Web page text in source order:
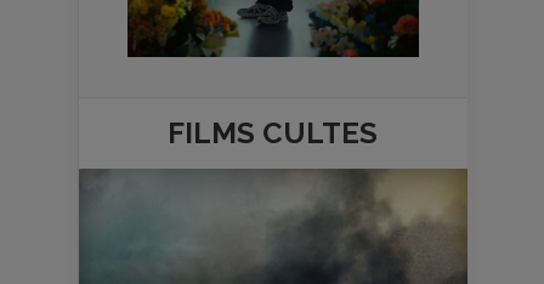
FILMS CULTES